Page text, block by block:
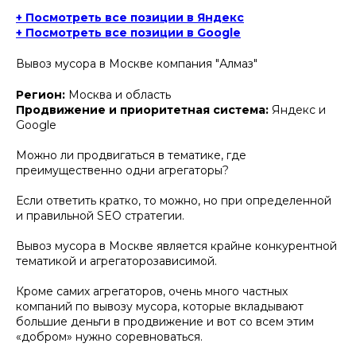
+ Посмотреть все позиции в Яндекс
+ Посмотреть все позиции в Google
Вывоз мусора в Москве компания "Алмаз"
Регион: Москва и область
Продвижение и приоритетная система: Яндекс и
Google
Можно ли продвигаться в тематике, где
преимущественно одни агрегаторы?
Если ответить кратко, то можно, но при определенной
и правильной SEO стратегии.
Вывоз мусора в Москве является крайне конкурентной
тематикой и агрегаторозависимой.
Кроме самих агрегаторов, очень много частных
компаний по вывозу мусора, которые вкладывают
большие деньги в продвижение и вот со всем этим
«добром» нужно соревноваться.